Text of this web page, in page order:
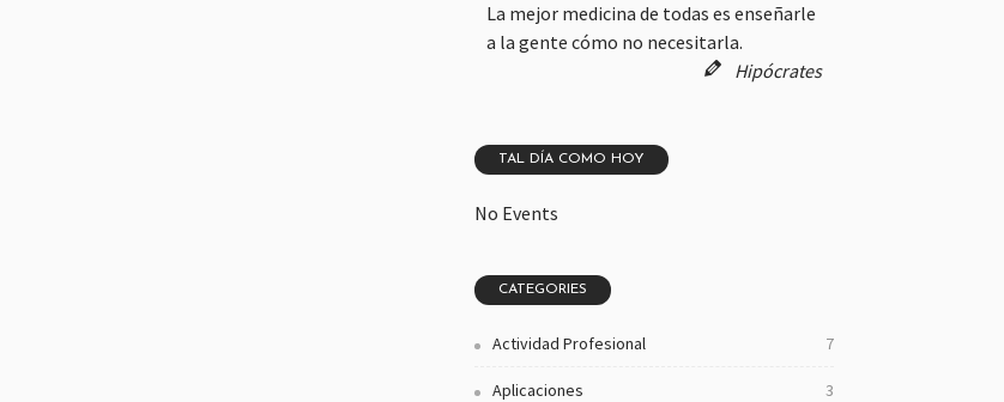
La mejor medicina de todas es enseñarle
a la gente cómo no necesitarla.
Hipócrates
TAL DÍA COMO HOY
No Events
CATEGORIES
Actividad Profesional 7
Aplicaciones 3